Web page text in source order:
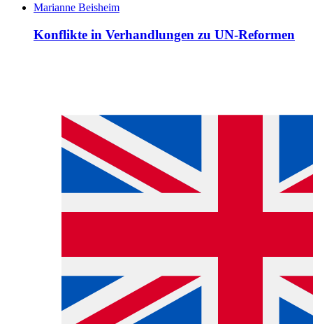
Marianne Beisheim
Konflikte in Verhandlungen zu UN-Reformen